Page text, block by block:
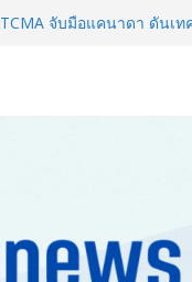
Guangzhou Yinghao
อนาคต
ความเป็นห่วง” ในงาน Hug